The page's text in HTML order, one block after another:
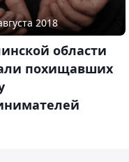
2018
области
похищавших